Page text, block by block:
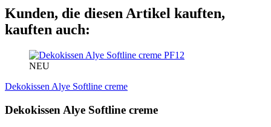
Kunden, die diesen Artikel kauften,
kauften auch:
PF12
NEU
Dekokissen Alye Softline creme
Dekokissen Alye Softline creme